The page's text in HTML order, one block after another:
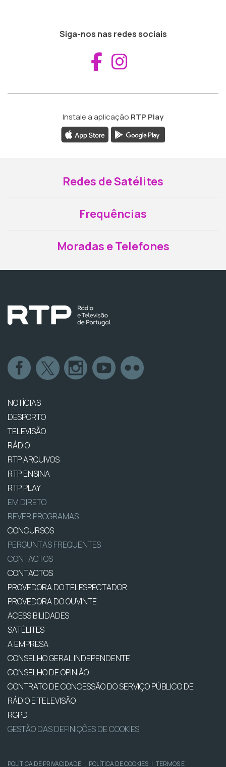
Siga-nos nas redes sociais
Aceder ao
Instale a aplicação RTP Play
Redes de Satélites
Frequências
Moradas e Telefones
NOTÍCIAS
DESPORTO
TELEVISÃO
RÁDIO
RTP ARQUIVOS
RTP ENSINA
RTP PLAY
EM DIRETO
REVER PROGRAMAS
CONCURSOS
PERGUNTAS FREQUENTES
CONTACTOS
CONTACTOS
PROVEDORA DO TELESPECTADOR
PROVEDORA DO OUVINTE
ACESSIBILIDADES
SATÉLITES
A EMPRESA
CONSELHO GERAL INDEPENDENTE
CONSELHO DE OPINIÃO
CONTRATO DE CONCESSÃO DO SERVIÇO PÚBLICO DE
RÁDIO E TELEVISÃO
RGPD
GESTÃO DAS DEFINIÇÕES DE COOKIES
POLÍTICA DE PRIVACIDADE | POLÍTICA DE COOKIES | TERMOS E